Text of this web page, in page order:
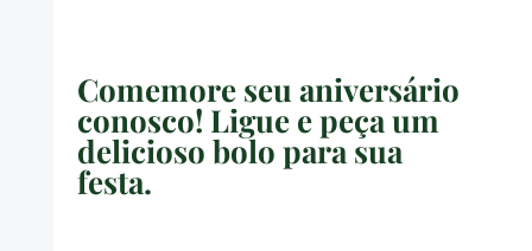
Comemore seu aniversário
conosco! Ligue e peça um
delicioso bolo para sua
festa.